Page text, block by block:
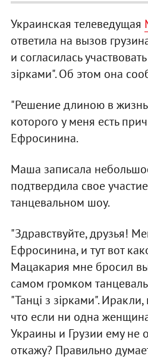
Украинская телеведущая
ответила на вызов
и согласилась
зірками". Об этом она
"Решение длиною в
которого у меня есть
Ефросинина.
Маша записала
подтвердила свое
танцевальном шоу.
"Здравствуйте, друзья!
Ефросинина, и тут вот
Мацакария мне бросил
самом громком
"Танці з зірками".
что если ни одна
Украины и Грузии ему не
откажу? Правильно